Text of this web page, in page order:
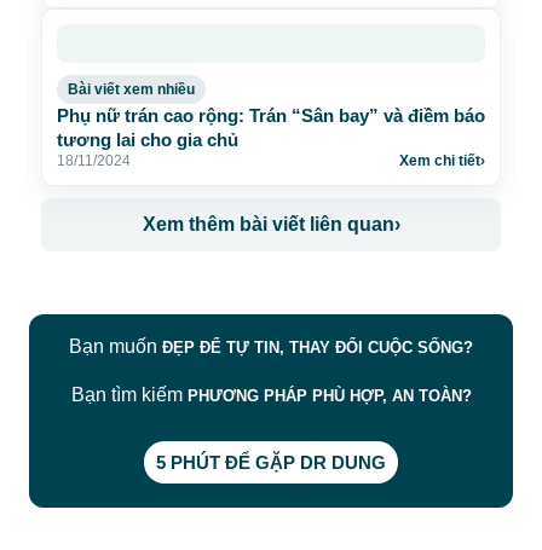
Bài viết xem nhiều
Phụ nữ trán cao rộng: Trán “Sân bay” và điềm báo
tương lai cho gia chủ
18/11/2024 Xem chi tiết›
Xem thêm bài viết liên quan›
Bạn muốn ĐẸP ĐỂ TỰ TIN, THAY ĐỔI CUỘC SỐNG?
Bạn tìm kiếm PHƯƠNG PHÁP PHÙ HỢP, AN TOÀN?
5 PHÚT ĐỂ GẶP DR DUNG